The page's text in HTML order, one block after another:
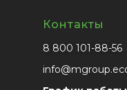
Контакты
8 800 101-88-56